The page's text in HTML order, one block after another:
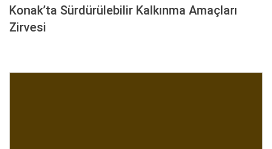
Konak’ta Sürdürülebilir Kalkınma Amaçları
Zirvesi